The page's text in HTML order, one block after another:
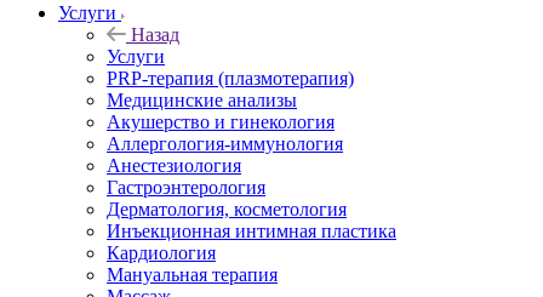
Услуги
Назад
Услуги
PRP-терапия (плазмотерапия)
Медицинские анализы
Акушерство и гинекология
Аллергология-иммунология
Анестезиология
Гастроэнтерология
Дерматология, косметология
Инъекционная интимная пластика
Кардиология
Мануальная терапия